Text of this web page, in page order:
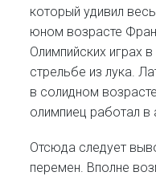
который удивил
юном возрасте
Олимпийских играх
стрельбе из лука.
в солидном
олимпиец работал в
Отсюда следует
перемен. Вполне